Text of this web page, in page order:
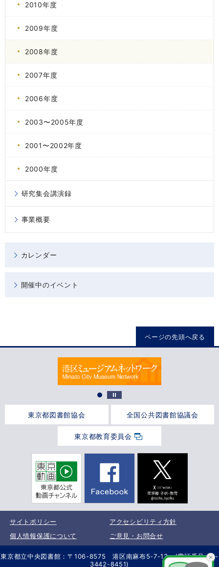
2010年度
2009年度
2008年度
2007年度
2006年度
2003〜2005年度
2001〜2002年度
2000年度
研究集会講演録
事業概要
カレンダー
開催中のイベント
ページの先頭へ戻る
東京都図書館協会 全国公共図書館協議会
東京都教育委員会
サイトポリシー
アクセシビリティ方針
個人情報保護について
ご意見・お問合せ
東京都立中央図書館：〒106-8575 港区南麻布5-7-13 (電話番号 03-
3442-8451)